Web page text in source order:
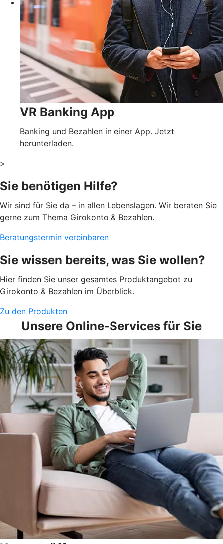
VR Banking App
Banking und Bezahlen in einer App. Jetzt
herunterladen.
>
Sie benötigen Hilfe?
Wir sind für Sie da – in allen Lebenslagen. Wir beraten Sie
gerne zum Thema Girokonto & Bezahlen.
Beratungstermin vereinbaren
Sie wissen bereits, was Sie wollen?
Hier finden Sie unser gesamtes Produktangebot zu
Girokonto & Bezahlen im Überblick.
Zu den Produkten
Unsere Online-Services für Sie